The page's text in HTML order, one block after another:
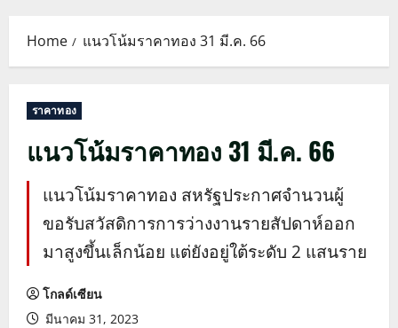
Home แนวโน้มราคาทอง 31 มี.ค. 66
ราคาทอง
แนวโน้มราคาทอง 31 มี.ค. 66
แนวโน้มราคาทอง สหรัฐประกาศจำนวนผู้
ขอรับสวัสดิการการว่างงานรายสัปดาห์ออก
มาสูงขึ้นเล็กน้อย แต่ยังอยู่ใต้ระดับ 2 แสนราย
โกลด์เซียน
มีนาคม 31, 2023